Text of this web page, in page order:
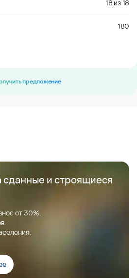
18 из18
180
предложение
сданные и строящиеся
от 30%.